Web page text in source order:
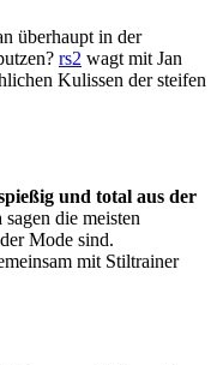
überhaupt in der
rs2 wagt mit Jan
Kulissen der steifen
und total aus der
die meisten
Mode sind.
mit Stiltrainer